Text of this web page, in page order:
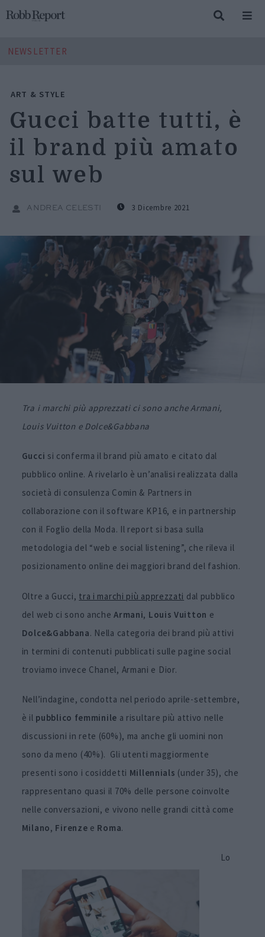
NEWSLETTER
ART & STYLE
Gucci batte tutti, è
il brand più amato
sul web
ANDREA CELESTI 3 Dicembre 2021
Tra i marchi più apprezzati ci sono anche Armani,
Louis Vuitton e Dolce&Gabbana
Gucci si conferma il brand più amato e citato dal
pubblico online. A rivelarlo è un’analisi realizzata dalla
società di consulenza Comin & Partners in
collaborazione con il software KP16, e in partnership
con il Foglio della Moda. Il report si basa sulla
metodologia del “web e social listening”, che rileva il
posizionamento online dei maggiori brand del fashion.
Oltre a Gucci, tra i marchi più apprezzati dal pubblico
del web ci sono ancheArmani, Louis Vuitton e
Dolce&Gabbana. Nella categoria dei brand più attivi
in termini di contenuti pubblicati sulle pagine social
troviamo invece Chanel, Armani e Dior.
Nell’indagine, condotta nel periodo aprile-settembre,
è il pubblico femminile a risultare più attivo nelle
discussioni in rete (60%), ma anche gli uomini non
sono da meno (40%). Gli utenti maggiormente
presenti sono i cosiddetti Millennials (under 35), che
rappresentano quasi il 70% delle persone coinvolte
nelle conversazioni, e vivono nelle grandi città come
Milano, Firenze e Roma.
Lo